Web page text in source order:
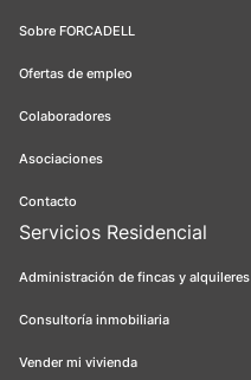
Sobre FORCADELL
Ofertas de empleo
Colaboradores
Asociaciones
Contacto
Servicios Residencial
Administración de fincas y alquileres
Consultoría inmobiliaria
Vender mi vivienda